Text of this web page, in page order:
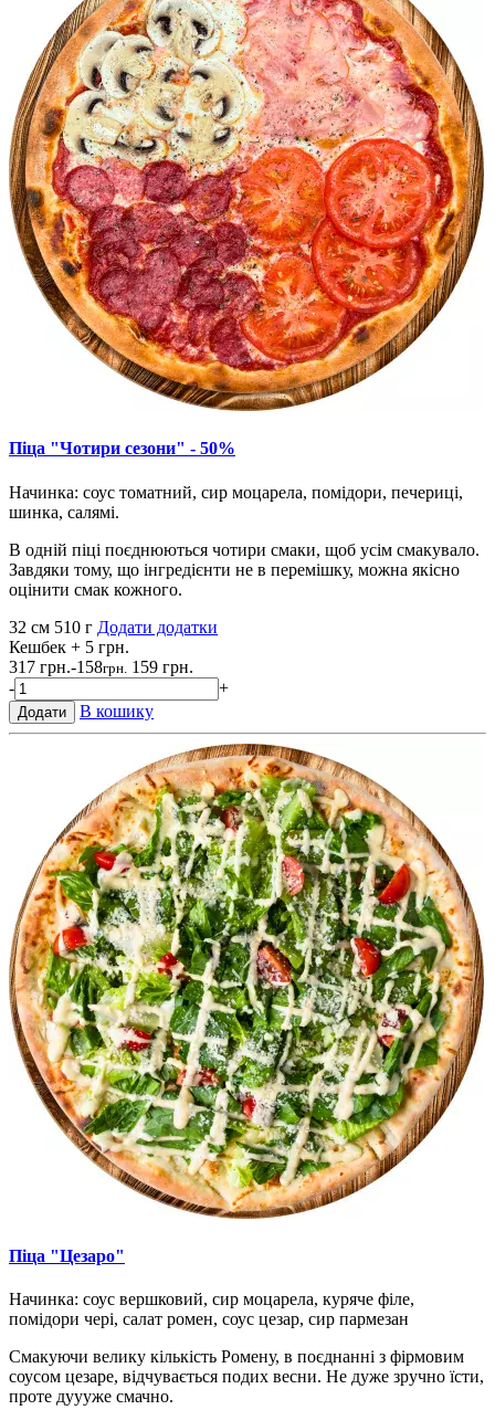
Піца "Чотири сезони" - 50%
Начинка: соус томатний, сир моцарела, помідори, печериці,
шинка, салямі.
В одній піці поєднюються чотири смаки, щоб усім смакувало.
Завдяки тому, що інгредієнти не в перемішку, можна якісно
оцінити смак кожного.
32 см 510 г Додати додатки
Кешбек + 5 грн.
317 грн.-158грн. 159 грн.
-
+
Додати В кошику
Піца "Цезаро"
Начинка: соус вершковий, сир моцарела, куряче філе,
помідори чері, салат ромен, соус цезар, сир пармезан
Смакуючи велику кількість Ромену, в поєднанні з фірмовим
соусом цезаре, відчувається подих весни. Не дуже зручно їсти,
проте дуууже смачно.